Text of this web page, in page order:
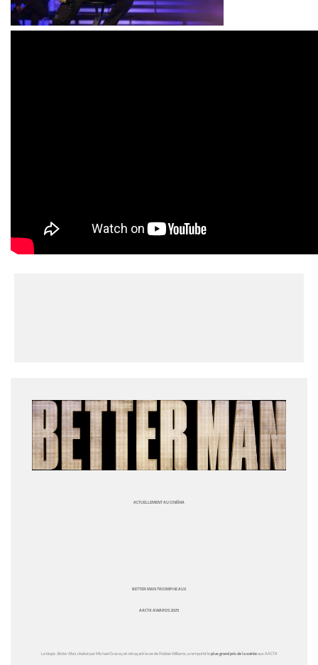
ACTUELLEMENT AU CINÉMA
BETTER MAN TRIOMPHE AUX
AACTA AWARDS 2025
Le biopic Better Man, réalisé par Michael Gracey et retraçant la vie de Robbie Williams, a remporté leplus grand prix de la soiréeaux AACTA